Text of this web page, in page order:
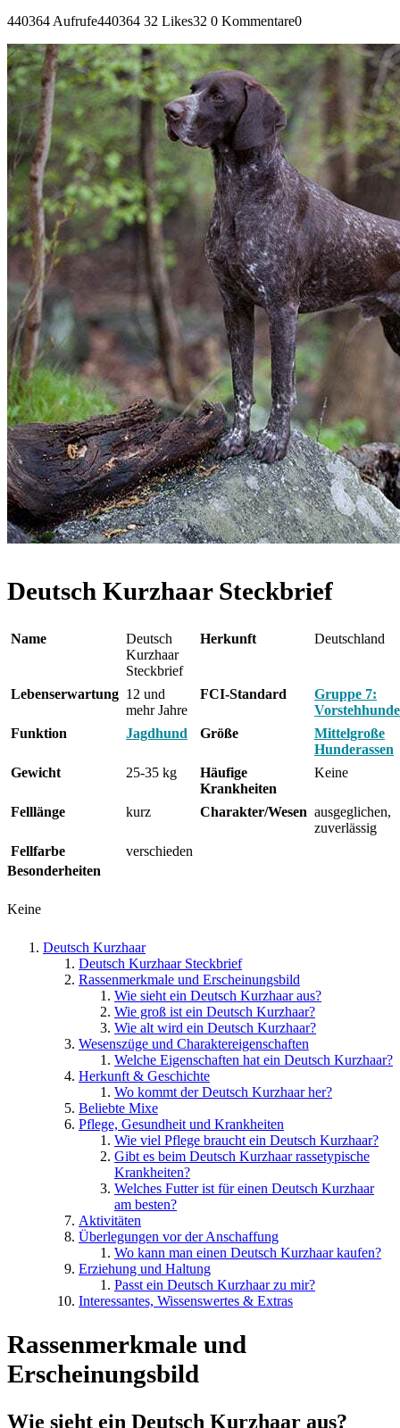
440364 Aufrufe440364 32 Likes32 0 Kommentare0
Deutsch Kurzhaar Steckbrief
Name
Deutsch
Kurzhaar
Steckbrief
Herkunft Deutschland
Lebenserwartung 12 und
mehr Jahre
FCI-Standard
Gruppe 7:
Vorstehhunde
Funktion
Jagdhund Größe
Mittelgroße
Hunderassen
Gewicht
25-35 kg
Häufige
Krankheiten
Keine
Felllänge kurz Charakter/Wesen ausgeglichen,
zuverlässig
Fellfarbe
verschieden
Besonderheiten
Keine
Deutsch Kurzhaar
Deutsch Kurzhaar Steckbrief
Rassenmerkmale und Erscheinungsbild
Wie sieht ein Deutsch Kurzhaar aus?
Wie groß ist ein Deutsch Kurzhaar?
Wie alt wird ein Deutsch Kurzhaar?
Wesenszüge und Charaktereigenschaften
Welche Eigenschaften hat ein Deutsch Kurzhaar?
Herkunft & Geschichte
Wo kommt der Deutsch Kurzhaar her?
Beliebte Mixe
Pflege, Gesundheit und Krankheiten
Wie viel Pflege braucht ein Deutsch Kurzhaar?
Gibt es beim Deutsch Kurzhaar rassetypische
Krankheiten?
Welches Futter ist für einen Deutsch Kurzhaar
am besten?
Aktivitäten
Überlegungen vor der Anschaffung
Wo kann man einen Deutsch Kurzhaar kaufen?
Erziehung und Haltung
Passt ein Deutsch Kurzhaar zu mir?
Interessantes, Wissenswertes & Extras
Rassenmerkmale und
Erscheinungsbild
Wie sieht ein Deutsch Kurzhaar aus?